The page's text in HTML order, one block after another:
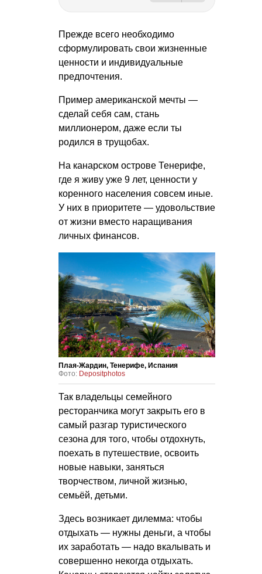
Прежде всего необходимо
сформулировать свои жизненные
ценности и индивидуальные
предпочтения.
Пример американской мечты —
сделай себя сам, стань
миллионером, даже если ты
родился в трущобах.
На канарском острове Тенерифе,
где я живу уже 9 лет, ценности у
коренного населения совсем иные.
У них в приоритете — удовольствие
от жизни вместо наращивания
личных финансов.
Плая-Жардин, Тенерифе, Испания
Фото: Depositphotos
Так владельцы семейного
ресторанчика могут закрыть его в
самый разгар туристического
сезона для того, чтобы отдохнуть,
поехать в путешествие, освоить
новые навыки, заняться
творчеством, личной жизнью,
семьёй, детьми.
Здесь возникает дилемма: чтобы
отдыхать — нужны деньги, а чтобы
их заработать — надо вкалывать и
совершенно некогда отдыхать.